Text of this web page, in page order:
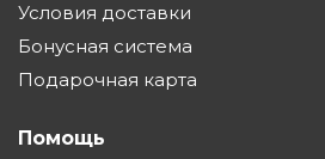
Условия доставки
Бонусная система
Подарочная карта
Помощь